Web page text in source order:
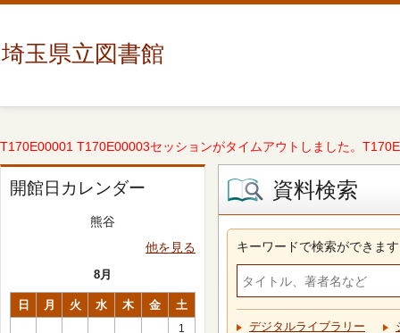
埼玉県立図書館
T170E00001 T170E00003セッションがタイムアウトしました。
開館日カレンダー
熊谷
他を見る
8月
日 月 火 水 木 金 土
1
資料検索
キーワードで検索ができます
デジタルライブラリー